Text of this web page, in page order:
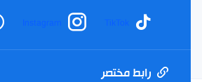
نشرها في الموقع
بريدك
الالكتروني
TikTok
Instagram
رابط مختصر